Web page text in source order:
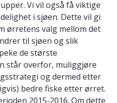
Vi vil også få viktige
i sjøen. Dette vil gi
ørretens valg mellom det
til sjøen og slik
de største
står overfor, muliggjøre
og dermed etter
bedre fiske etter ørret.
2015-2016. Om dette